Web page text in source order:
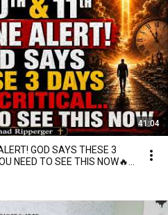
41:04
GOD SAYS THESE 3
NEED TO SEE THIS NOW🔥